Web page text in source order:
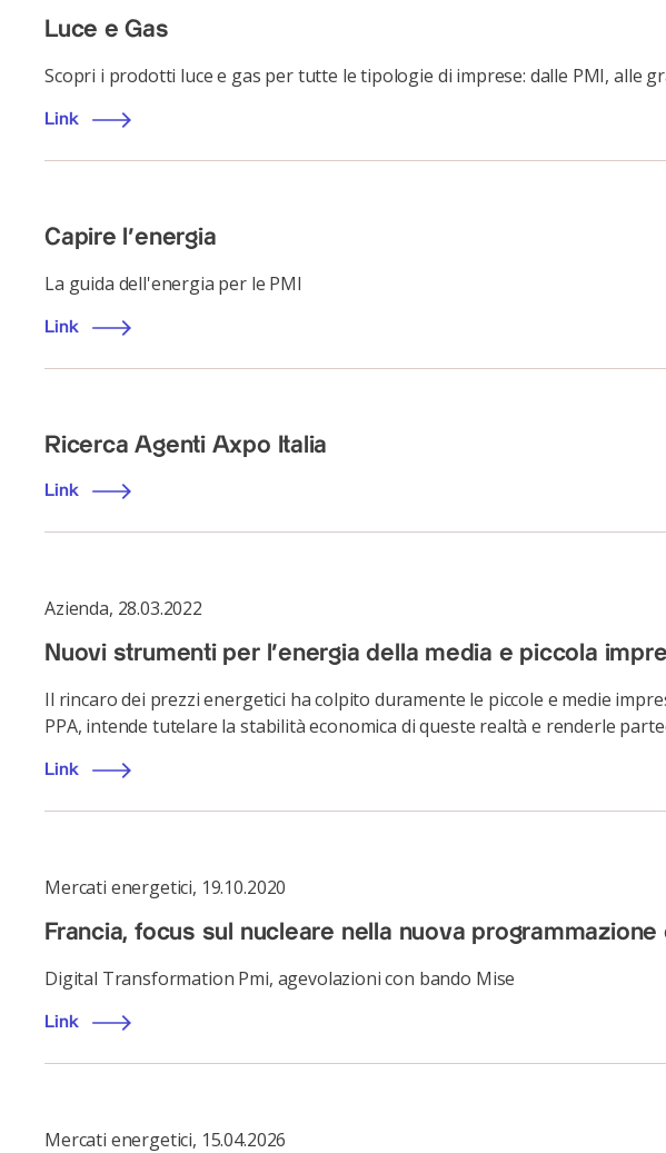
Luce e Gas
Scopri i prodotti luce e gas per tutte le tipologie di imprese: dalle PMI, alle
Link
Capire l'energia
La guida dell'energia per le PMI
Link
Ricerca Agenti Axpo Italia
Link
Azienda, 28.03.2022
Nuovi strumenti per l’energia della media e piccola
Il rincaro dei prezzi energetici ha colpito duramente le piccole e medie
PPA, intende tutelare la stabilità economica di queste realtà e renderle
Link
Mercati energetici, 19.10.2020
Francia, focus sul nucleare nella nuova programmazione
Digital Transformation Pmi, agevolazioni con bando Mise
Link
Mercati energetici, 15.04.2026